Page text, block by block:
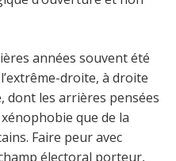
années souvent été
droite, à droite
dont les arrières pensées
que de la
Faire peur avec
électoral porteur,